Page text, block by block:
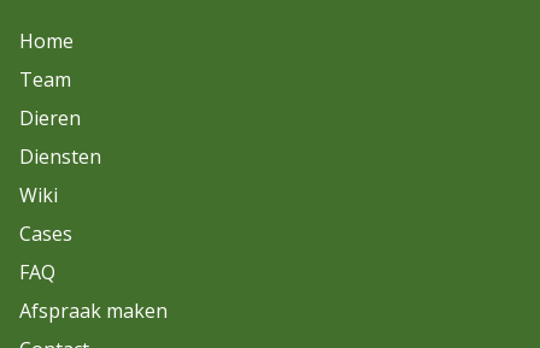
Home
Team
Dieren
Diensten
Wiki
Cases
FAQ
Afspraak maken